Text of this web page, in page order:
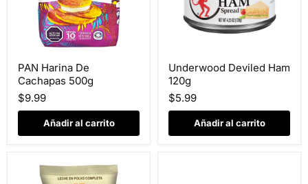
Harina
De
Cachapas
500g
PAN Harina De
Cachapas 500g
$9.99
Añadir al carrito
Deviled
Ham
120g
Underwood Deviled Ham
120g
$5.99
Añadir al carrito